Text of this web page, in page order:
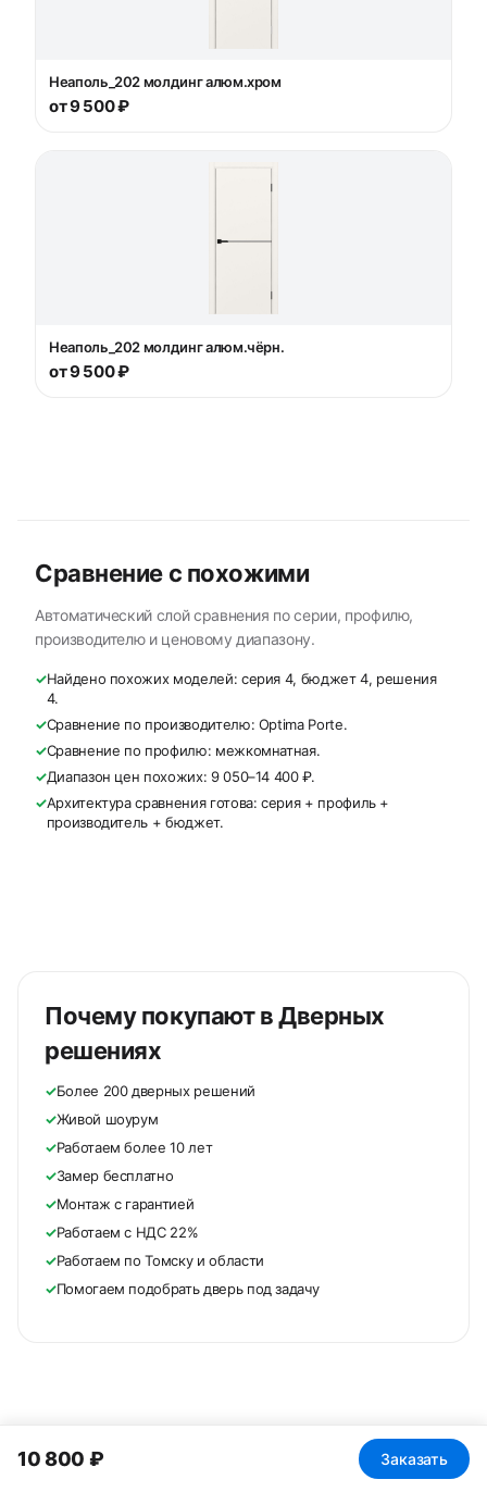
Неаполь_202 молдинг алюм.хром
от 9 500 ₽
Неаполь_202 молдинг алюм.чёрн.
от 9 500 ₽
Сравнение с похожими
Автоматический слой сравнения по серии, профилю,
производителю и ценовому диапазону.
✓Найдено похожих моделей: серия 4, бюджет 4, решения
4.
✓Сравнение по производителю: Optima Porte.
✓Сравнение по профилю: межкомнатная.
✓Диапазон цен похожих: 9 050–14 400 ₽.
✓Архитектура сравнения готова: серия + профиль +
производитель + бюджет.
Почему покупают в Дверных
решениях
✓Более 200 дверных решений
✓Живой шоурум
✓Работаем более 10 лет
✓Замер бесплатно
✓Монтаж с гарантией
✓Работаем с НДС 22%
✓Работаем по Томску и области
✓Помогаем подобрать дверь под задачу
10 800 ₽ Заказать